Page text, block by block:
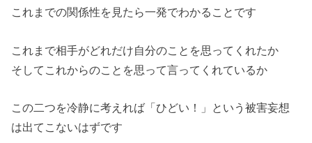
これまでの関係性を見たら一発でわかることです
これまで相手がどれだけ自分のことを思ってくれたか
そしてこれからのことを思って言ってくれているか
この二つを冷静に考えれば「ひどい！」という被害妄想
は出てこないはずです